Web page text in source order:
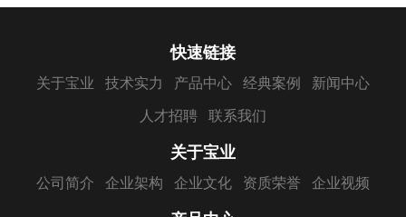
快速链接
关于宝业 技术实力 产品中心 经典案例 新闻中心
人才招聘 联系我们
关于宝业
公司简介 企业架构 企业文化 资质荣誉 企业视频